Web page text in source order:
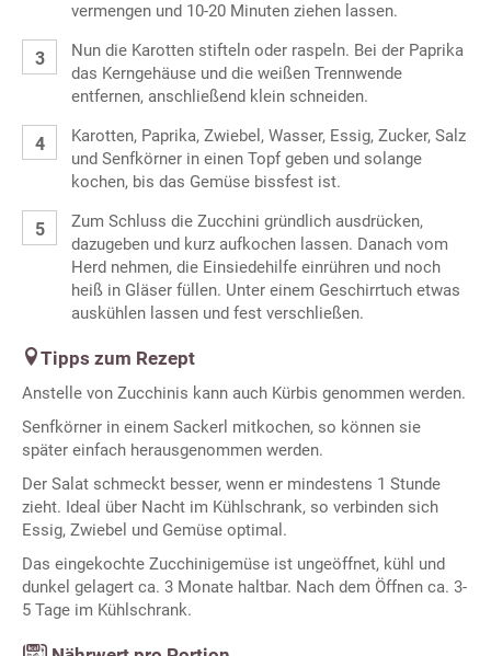
vermengen und 10-20 Minuten ziehen lassen.
Nun die Karotten stifteln oder raspeln. Bei der Paprika
das Kerngehäuse und die weißen Trennwende
entfernen, anschließend klein schneiden.
Karotten, Paprika, Zwiebel, Wasser, Essig, Zucker, Salz
und Senfkörner in einen Topf geben und solange
kochen, bis das Gemüse bissfest ist.
Zum Schluss die Zucchini gründlich ausdrücken,
dazugeben und kurz aufkochen lassen. Danach vom
Herd nehmen, die Einsiedehilfe einrühren und noch
heiß in Gläser füllen. Unter einem Geschirrtuch etwas
auskühlen lassen und fest verschließen.
Tipps zum Rezept
Anstelle von Zucchinis kann auch Kürbis genommen werden.
Senfkörner in einem Sackerl mitkochen, so können sie
später einfach herausgenommen werden.
Der Salat schmeckt besser, wenn er mindestens 1 Stunde
zieht. Ideal über Nacht im Kühlschrank, so verbinden sich
Essig, Zwiebel und Gemüse optimal.
Das eingekochte Zucchinigemüse ist ungeöffnet, kühl und
dunkel gelagert ca. 3 Monate haltbar. Nach dem Öffnen ca. 3-
5 Tage im Kühlschrank.